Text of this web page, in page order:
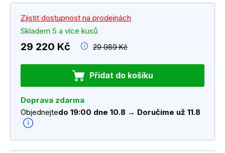
Zjistit dostupnost na prodejnách
Skladem 5 a více kusů
29 220 Kč 29 989 Kč
Přidat do košíku
Doprava zdarma
Objednejtedo 19:00 dne 10.8 → Doručíme už 11.8